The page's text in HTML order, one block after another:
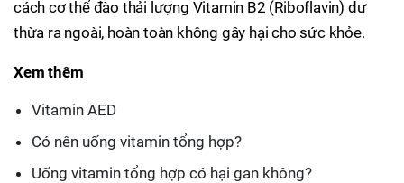
cách cơ thể đào thải lượng Vitamin B2 (Riboflavin) dư
thừa ra ngoài, hoàn toàn không gây hại cho sức khỏe.
Xem thêm
Vitamin AED
Có nên uống vitamin tổng hợp?
Uống vitamin tổng hợp có hại gan không?